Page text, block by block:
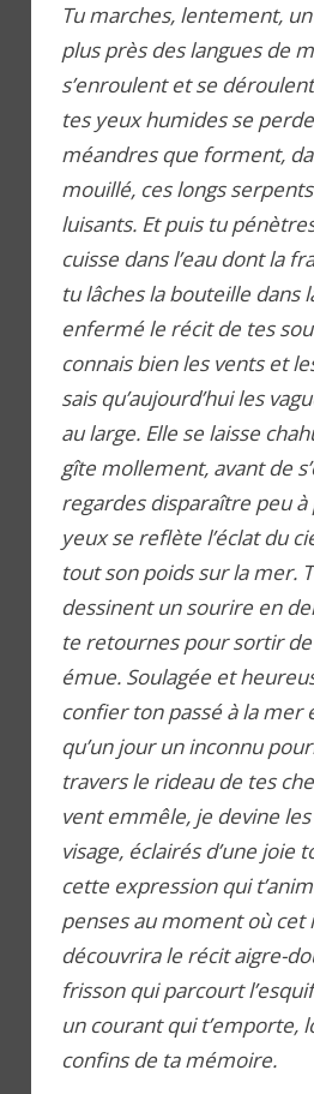
Tu marches, lentement,
plus près des langues de
s’enroulent et se
tes yeux humides se
méandres que forment,
mouillé, ces longs
luisants. Et puis tu
cuisse dans l’eau dont la
tu lâches la bouteille dans
enfermé le récit de tes
connais bien les vents et
sais qu’aujourd’hui les
au large. Elle se laisse
gîte mollement, avant de
regardes disparaître peu à
yeux se reflète l’éclat du
tout son poids sur la mer.
dessinent un sourire en
te retournes pour sortir de
émue. Soulagée et
confier ton passé à la mer
qu’un jour un inconnu
travers le rideau de tes
vent emmêle, je devine
visage, éclairés d’une joie
cette expression qui
penses au moment où cet
découvrira le récit aigre-
frisson qui parcourt
un courant qui t’emporte,
confins de ta mémoire.